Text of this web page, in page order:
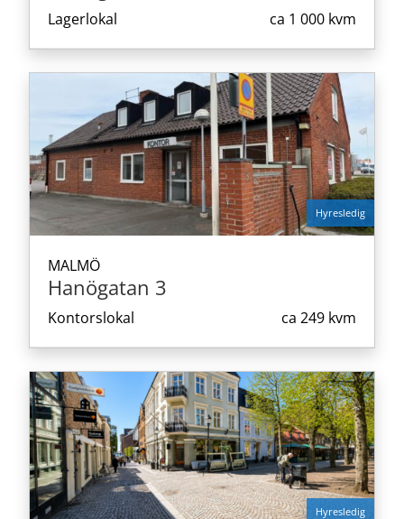
Lagerlokal ca 1 000 kvm
Hyresledig
MALMÖ
Hanögatan 3
Kontorslokal ca 249 kvm
Hyresledig